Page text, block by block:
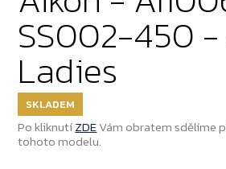
SS002-450 -
Ladies
SKLADEM
Po kliknutíZDEVám obratem sdělíme
tohoto modelu.